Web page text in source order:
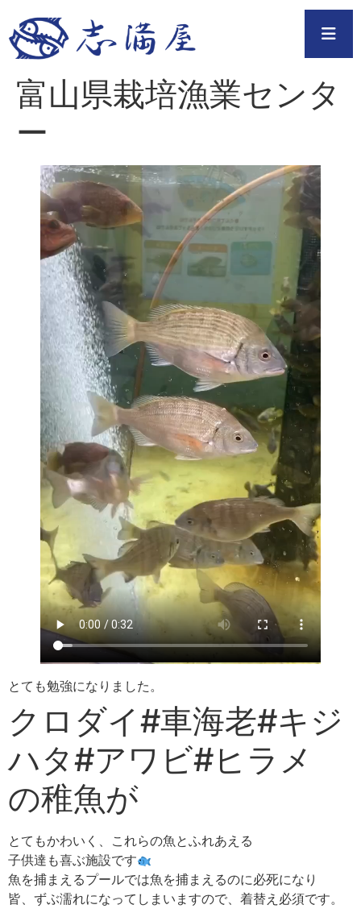
富山県栽培漁業センタ
ー
とても勉強になりました。
クロダイ#車海老#キジ
ハタ#アワビ#ヒラメ
の稚魚が
とてもかわいく、これらの魚とふれあえる
子供達も喜ぶ施設です
魚を捕まえるプールでは魚を捕まえるのに必死になり
皆、ずぶ濡れになってしまいますので、着替え必須です。